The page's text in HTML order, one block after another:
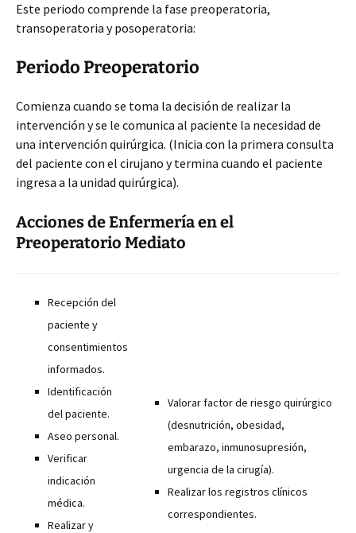
Este periodo comprende la fase preoperatoria,
transoperatoria y posoperatoria:
Periodo Preoperatorio
Comienza cuando se toma la decisión de realizar la
intervención y se le comunica al paciente la necesidad de
una intervención quirúrgica. (Inicia con la primera consulta
del paciente con el cirujano y termina cuando el paciente
ingresa a la unidad quirúrgica).
Acciones de Enfermería en el
Preoperatorio Mediato
Recepción del
paciente y
consentimientos
informados.
Identificación
del paciente.
Aseo personal.
Verificar
indicación
médica.
Realizar y
Valorar factor de riesgo quirúrgico
(desnutrición, obesidad,
embarazo, inmunosupresión,
urgencia de la cirugía).
Realizar los registros clínicos
correspondientes.